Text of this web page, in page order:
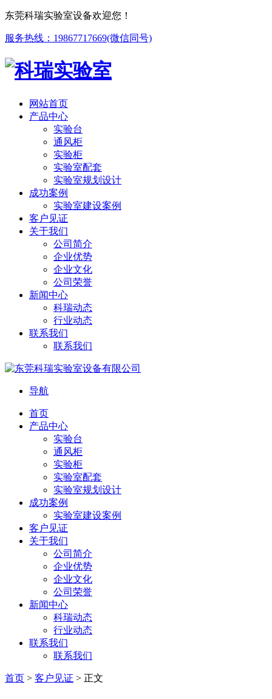
东莞科瑞实验室设备欢迎您！
服务热线：19867717669(微信同号)
网站首页
产品中心
实验台
通风柜
实验柜
实验室配套
实验室规划设计
成功案例
实验室建设案例
客户见证
关于我们
公司简介
企业优势
企业文化
公司荣誉
新闻中心
科瑞动态
行业动态
联系我们
联系我们
导航
首页
产品中心
实验台
通风柜
实验柜
实验室配套
实验室规划设计
成功案例
实验室建设案例
客户见证
关于我们
公司简介
企业优势
企业文化
公司荣誉
新闻中心
科瑞动态
行业动态
联系我们
联系我们
首页 > 客户见证 > 正文